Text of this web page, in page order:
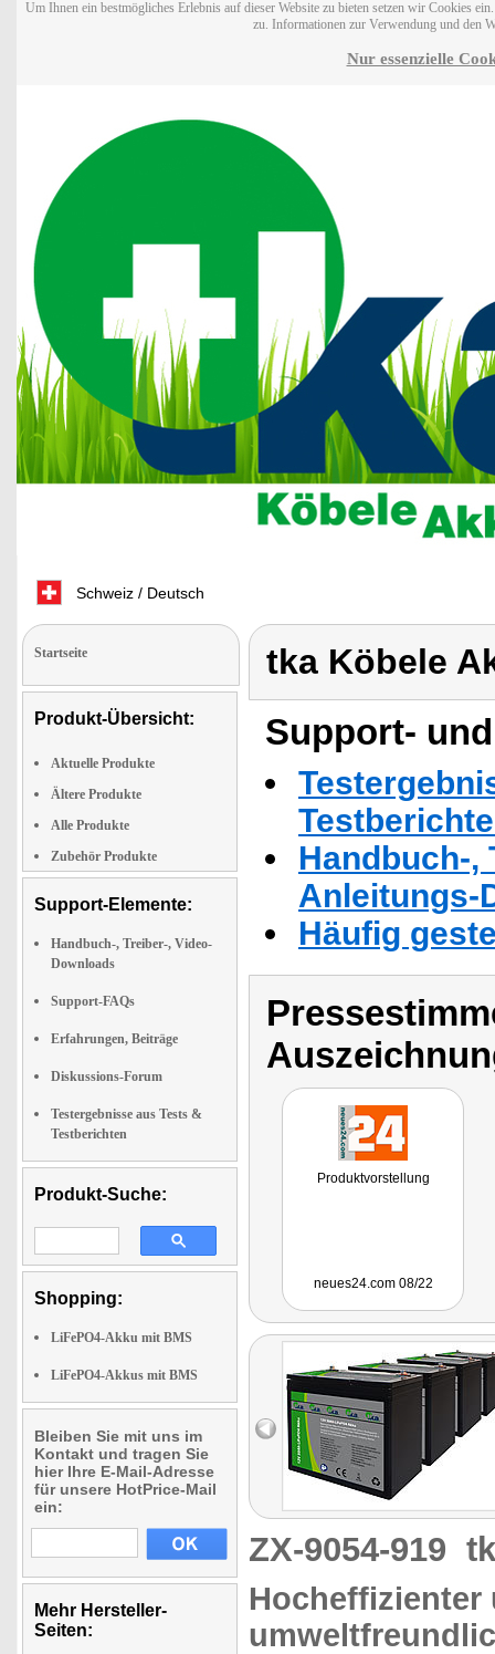
Um Ihnen ein bestmögliches Erlebnis auf dieser Website zu bieten setzen wir Cookies
zu. Informationen zur Verwendung und den
Nur essenzielle
Schweiz / Deutsch
Startseite
Produkt-Übersicht:
Aktuelle Produkte
Ältere Produkte
Alle Produkte
Zubehör Produkte
Support-Elemente:
Handbuch-, Treiber-, Video-
Downloads
Support-FAQs
Erfahrungen, Beiträge
Diskussions-Forum
Testergebnisse aus Tests &
Testberichten
Produkt-Suche:
Shopping:
LiFePO4-Akku mit BMS
LiFePO4-Akkus mit BMS
Bleiben Sie mit uns im
Kontakt und tragen Sie
hier Ihre E-Mail-Adresse
für unsere HotPrice-Mail
ein:
Mehr Hersteller-
Seiten:
tka Köbele
Support-
Handbuch-,
Anleitungs-
Häufig
Produktvorstellung
neues24.com 08/22
ZX-9054-919
Hocheffizienter